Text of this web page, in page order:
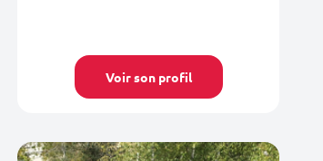
Voir son profil